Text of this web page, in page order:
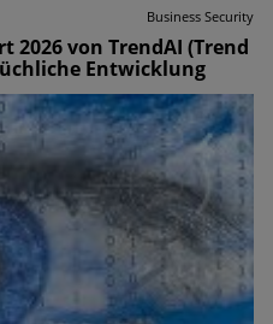
Business Security
2026 von TrendAI (Trend
Entwicklung